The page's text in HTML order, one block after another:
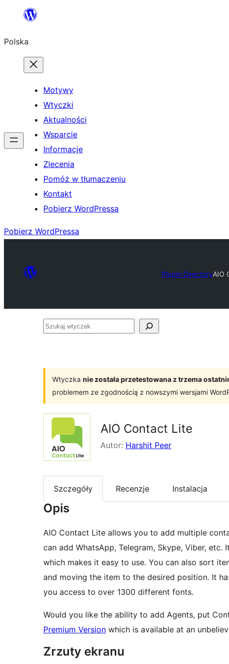
Przejdź
treści
Polska
Motywy
Wtyczki
Aktualności
Wsparcie
Informacje
Zlecenia
Pomóż w tłumaczeniu
Kontakt
Pobierz WordPressa
Pobierz WordPressa
Plugin DirectoryAIO
Szukaj
Wtyczka nie została przetestowana z trzema
problemem ze zgodnością z nowszymi wersjami
AIO Contact Lite
Autor: Harshit Peer
Szczegóły Recenzje Instalacja
Opis
AIO Contact Lite allows you to add multiple
can add WhatsApp, Telegram, Skype, Viber,
which makes it easy to use. You can also sort
and moving the item to the desired position. It
you access to over 1300 different fonts.
Would you like the ability to add Agents, put
Premium Version which is available at an
Zrzuty ekranu